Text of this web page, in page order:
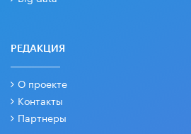
РЕДАКЦИЯ
О проекте
Контакты
Партнеры